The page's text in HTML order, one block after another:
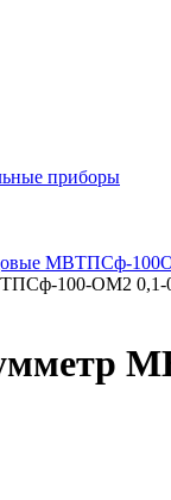
приборы
МВТПСф-
100-ОМ2 0,1-